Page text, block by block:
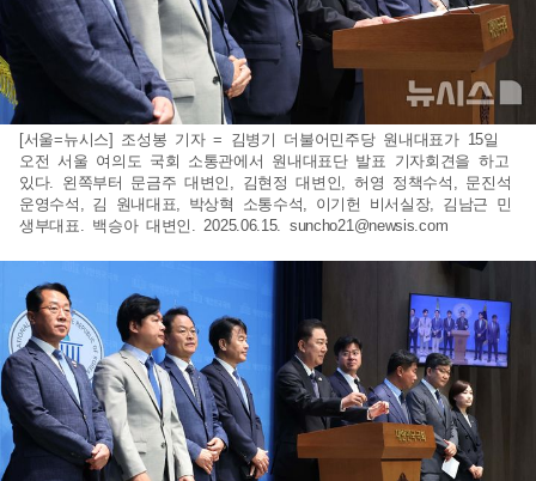
[서울=뉴시스] 조성봉 기자 = 김병기 더불어민주당 원내대표가 15일
오전 서울 여의도 국회 소통관에서 원내대표단 발표 기자회견을 하고
있다. 왼쪽부터 문금주 대변인, 김현정 대변인, 허영 정책수석, 문진석
운영수석, 김 원내대표, 박상혁 소통수석, 이기헌 비서실장, 김남근 민
생부대표. 백승아 대변인. 2025.06.15. suncho21@newsis.com